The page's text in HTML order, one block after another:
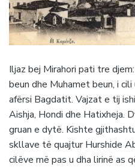
Iljaz bej Mirahori pati tre
beun dhe Muhamet beun, i
afërsi Bagdatit. Vajzat e tij
Aishja, Hondi dhe Hatixheja.
gruan e dytë. Kishte
skllave të quajtur Hurshide
cilëve më pas u dha lirinë as